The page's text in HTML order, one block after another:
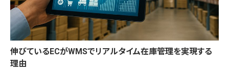
伸びているECがWMSでリアルタイム在庫管理を実現する
理由